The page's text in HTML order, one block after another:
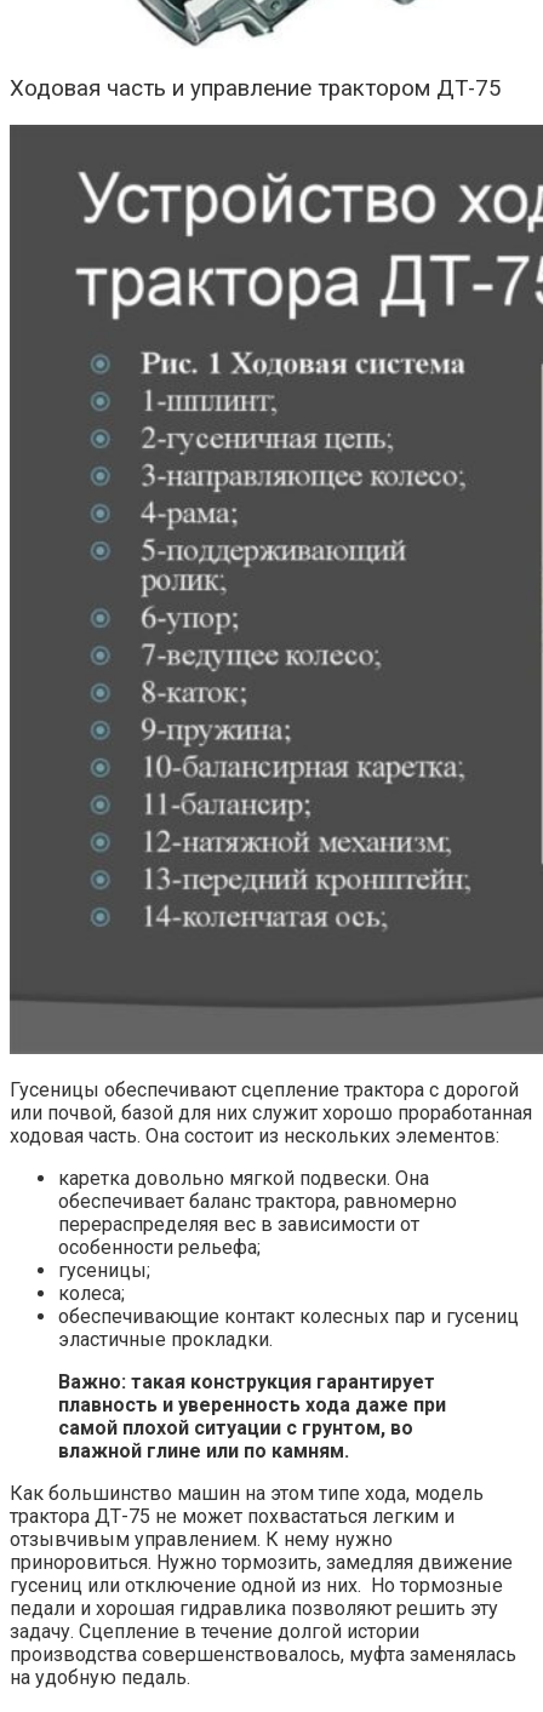
Ходовая часть и управление трактором ДТ-75
Гусеницы обеспечивают сцепление трактора с дорогой
или почвой, базой для них служит хорошо проработанная
ходовая часть. Она состоит из нескольких элементов:
каретка довольно мягкой подвески. Она
обеспечивает баланс трактора, равномерно
перераспределяя вес в зависимости от
особенности рельефа;
гусеницы;
колеса;
обеспечивающие контакт колесных пар и гусениц
эластичные прокладки.
Важно: такая конструкция гарантирует
плавность и уверенность хода даже при
самой плохой ситуации с грунтом, во
влажной глине или по камням.
Как большинство машин на этом типе хода, модель
трактора ДТ-75 не может похвастаться легким и
отзывчивым управлением. К нему нужно
приноровиться. Нужно тормозить, замедляя движение
гусениц или отключение одной из них. Но тормозные
педали и хорошая гидравлика позволяют решить эту
задачу. Сцепление в течение долгой истории
производства совершенствовалось, муфта заменялась
на удобную педаль.